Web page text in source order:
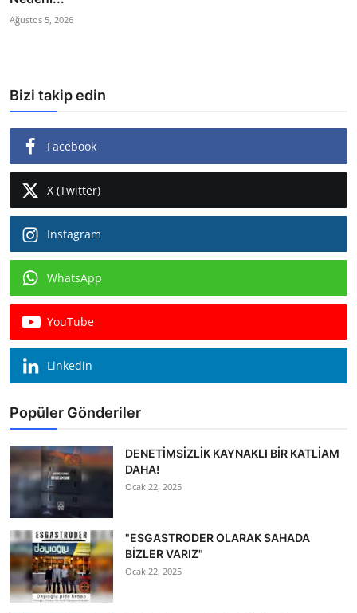
Ağustos 5, 2026
Bizi takip edin
Facebook
X (Twitter)
Instagram
WhatsApp
YouTube
Linkedin
Popüler Gönderiler
DENETİMSİZLİK KAYNAKLI BİR KATLİAM
DAHA!
Ocak 22, 2025
"ESGASTRODER OLARAK SAHADA
BİZLER VARIZ"
Ocak 22, 2025